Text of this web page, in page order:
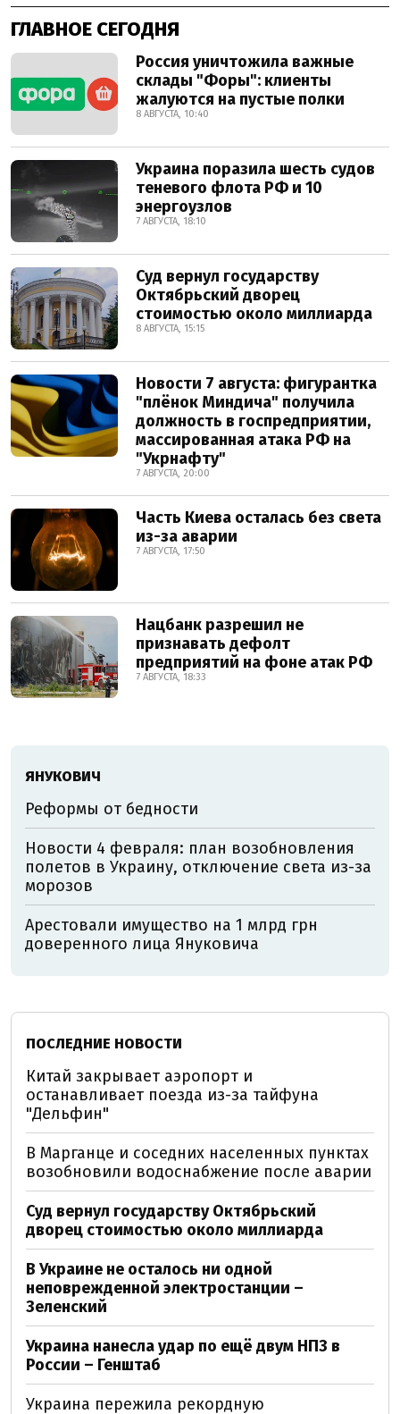
ГЛАВНОЕ СЕГОДНЯ
Россия уничтожила важные
склады "Форы": клиенты
жалуются на пустые полки
8 АВГУСТА, 10:40
Украина поразила шесть судов
теневого флота РФ и 10
энергоузлов
7 АВГУСТА, 18:10
Суд вернул государству
Октябрьский дворец
стоимостью около миллиарда
8 АВГУСТА, 15:15
Новости 7 августа: фигурантка
"плёнок Миндича" получила
должность в госпредприятии,
массированная атака РФ на
"Укрнафту"
7 АВГУСТА, 20:00
Часть Киева осталась без света
из-за аварии
7 АВГУСТА, 17:50
Нацбанк разрешил не
признавать дефолт
предприятий на фоне атак РФ
7 АВГУСТА, 18:33
ЯНУКОВИЧ
Реформы от бедности
Новости 4 февраля: план возобновления
полетов в Украину, отключение света из-за
морозов
Арестовали имущество на 1 млрд грн
доверенного лица Януковича
ПОСЛЕДНИЕ НОВОСТИ
Китай закрывает аэропорт и
останавливает поезда из-за тайфуна
"Дельфин"
В Марганце и соседних населенных пунктах
возобновили водоснабжение после аварии
Суд вернул государству Октябрьский
дворец стоимостью около миллиарда
В Украине не осталось ни одной
неповрежденной электростанции –
Зеленский
Украина нанесла удар по ещё двум НПЗ в
России – Генштаб
Украина пережила рекордную